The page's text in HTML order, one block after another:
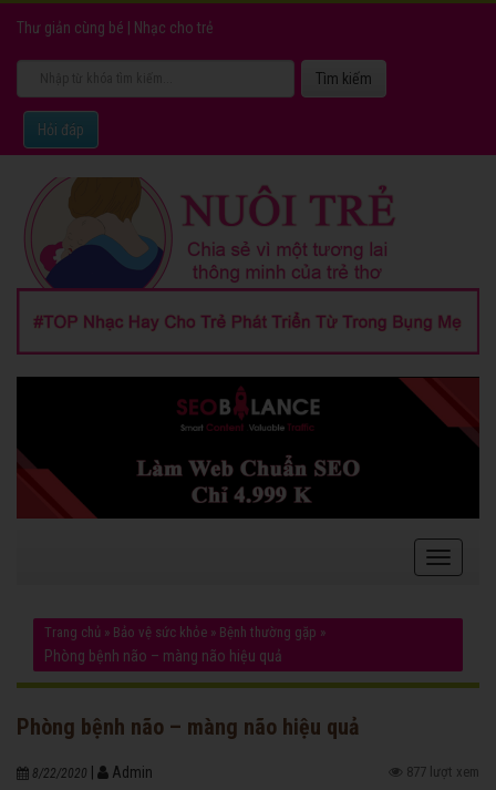
Thư giản cùng bé Nhạc cho trẻ
Hỏi đáp
Trang chủ » Bảo vệ sức khỏe » Bệnh thường gặp »
Phòng bệnh não – màng não hiệu quả
Phòng bệnh não – màng não hiệu quả
8/22/2020 Admin 877 lượt xem